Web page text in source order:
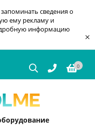
сведения о
ему рекламу и
информацию
×
0